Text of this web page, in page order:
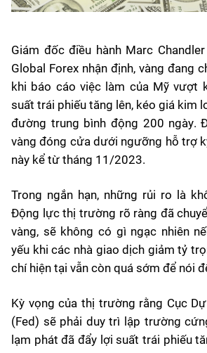
Giám đốc điều hành Marc
Global Forex nhận định, vàng đang
khi báo cáo việc làm của Mỹ vượt
suất trái phiếu tăng lên, kéo giá kim
đường trung bình động 200 ngày.
vàng đóng cửa dưới ngưỡng hỗ trợ
này kể từ tháng 11/2023.
Trong ngắn hạn, những rủi ro là
Động lực thị trường rõ ràng đã
vàng, sẽ không có gì ngạc nhiên
yếu khi các nhà giao dịch giảm tỷ
chí hiện tại vẫn còn quá sớm để nói
Kỳ vọng của thị trường rằng Cục
(Fed) sẽ phải duy trì lập trường
lạm phát đã đẩy lợi suất trái phiếu